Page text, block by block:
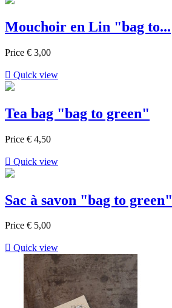
Mouchoir en Lin "bag to...
Price € 3,00
 Quick view
Tea bag "bag to green"
Price € 4,50
 Quick view
Sac à savon "bag to green"
Price € 5,00
 Quick view